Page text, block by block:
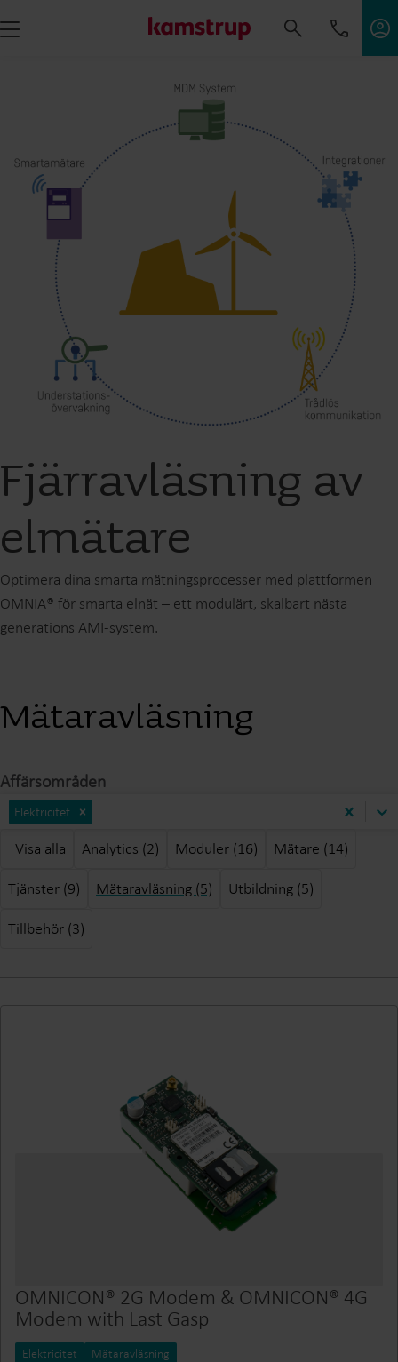
Fjärravläsning av
elmätare
Optimera dina smarta mätningsprocesser med plattformen
OMNIA® för smarta elnät – ett modulärt, skalbart nästa
generations AMI-system.
Mätaravläsning
Affärsområden
Elektricitet
Visa alla Analytics (2) Moduler (16) Mätare (14)
Tjänster (9) Mätaravläsning (5) Utbildning (5)
Tillbehör (3)
OMNICON® 2G Modem & OMNICON® 4G
Modem with Last Gasp
Elektricitet Mätaravläsning